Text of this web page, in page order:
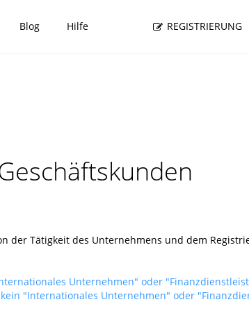
Blog Hilfe REGISTRIERUNG
der Tätigkeit des Unternehmens und dem
Unternehmen" oder
"Internationales Unternehmen" oder